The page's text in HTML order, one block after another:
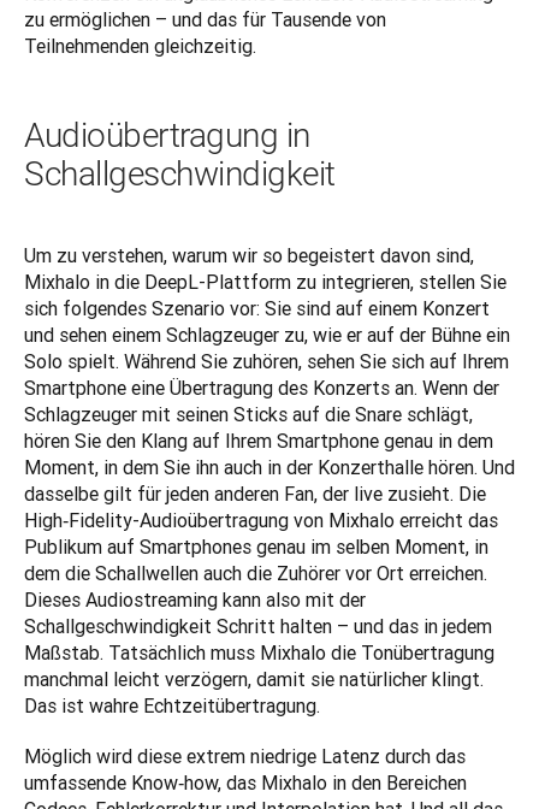
zu ermöglichen – und das für Tausende von
Teilnehmenden gleichzeitig.
Audioübertragung in
Schallgeschwindigkeit
Um zu verstehen, warum wir so begeistert davon sind,
Mixhalo in die DeepL-Plattform zu integrieren, stellen Sie
sich folgendes Szenario vor: Sie sind auf einem Konzert
und sehen einem Schlagzeuger zu, wie er auf der Bühne ein
Solo spielt. Während Sie zuhören, sehen Sie sich auf Ihrem
Smartphone eine Übertragung des Konzerts an. Wenn der
Schlagzeuger mit seinen Sticks auf die Snare schlägt,
hören Sie den Klang auf Ihrem Smartphone genau in dem
Moment, in dem Sie ihn auch in der Konzerthalle hören. Und
dasselbe gilt für jeden anderen Fan, der live zusieht. Die
High‑Fidelity-Audioübertragung von Mixhalo erreicht das
Publikum auf Smartphones genau im selben Moment, in
dem die Schallwellen auch die Zuhörer vor Ort erreichen.
Dieses Audiostreaming kann also mit der
Schallgeschwindigkeit Schritt halten – und das in jedem
Maßstab. Tatsächlich muss Mixhalo die Tonübertragung
manchmal leicht verzögern, damit sie natürlicher klingt.
Das ist wahre Echtzeitübertragung.
Möglich wird diese extrem niedrige Latenz durch das
umfassende Know‑how, das Mixhalo in den Bereichen